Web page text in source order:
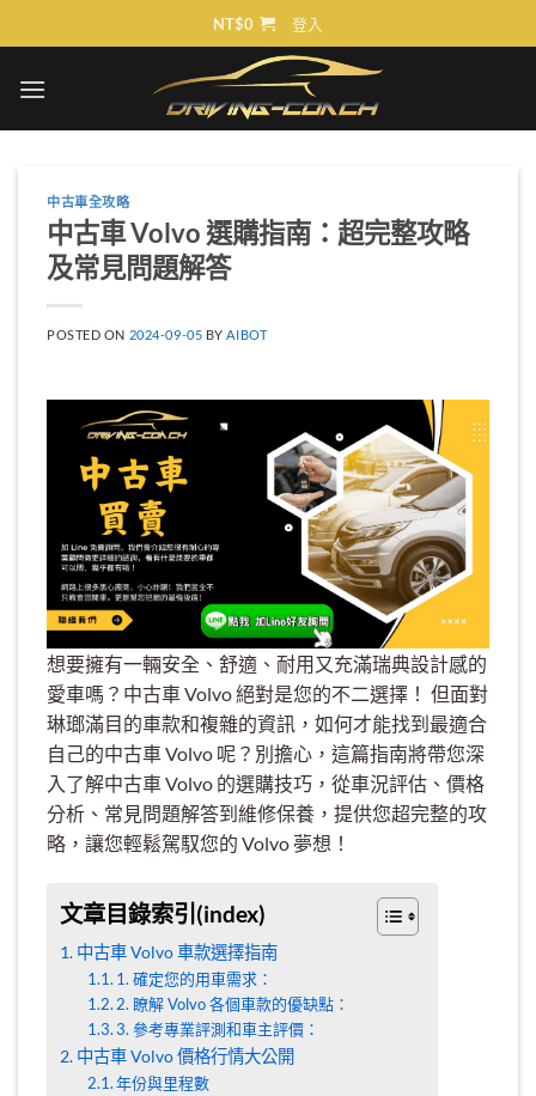
to
NT$0 登入
中古車全攻略
中古車 Volvo 選購指南：超完整攻略
及常見問題解答
POSTED ON 2024-09-05 BY AIBOT
想要擁有一輛安全、舒適、耐用又充滿瑞典設計感的
愛車嗎？中古車 Volvo 絕對是您的不二選擇！ 但面對
琳瑯滿目的車款和複雜的資訊，如何才能找到最適合
自己的中古車 Volvo 呢？別擔心，這篇指南將帶您深
入了解中古車 Volvo 的選購技巧，從車況評估、價格
分析、常見問題解答到維修保養，提供您超完整的攻
略，讓您輕鬆駕馭您的 Volvo 夢想！
文章目錄索引(index)
中古車 Volvo 車款選擇指南
1. 確定您的用車需求：
2. 瞭解 Volvo 各個車款的優缺點：
3. 參考專業評測和車主評價：
中古車 Volvo 價格行情大公開
年份與里程數